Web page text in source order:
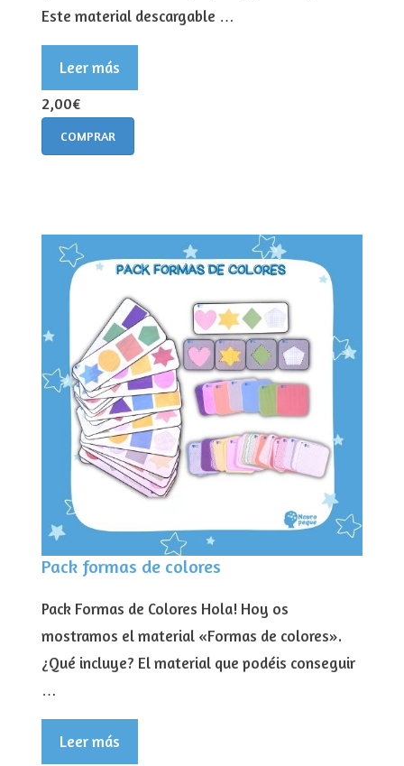
Este material descargable …
Leer más
2,00€
COMPRAR
Pack formas de colores
Pack Formas de Colores Hola! Hoy os
mostramos el material «Formas de colores».
¿Qué incluye? El material que podéis conseguir
…
Leer más